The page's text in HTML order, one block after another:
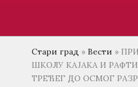
Стари град » Вести »
ШКОЛУ КАЈАКА И
ТРЕЋЕГ ДО ОСМОГ